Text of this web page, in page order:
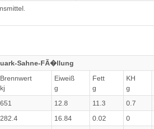
Sahne-FÃ�llung
Brennwert
kj
Eiweiß
g
Fett
g
KH
g
651 12.8 11.3 0.7
282.4 16.84 0.02 0